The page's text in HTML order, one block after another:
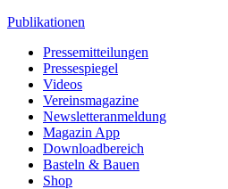
Publikationen
Pressemitteilungen
Pressespiegel
Videos
Vereinsmagazine
Newsletteranmeldung
Magazin App
Downloadbereich
Basteln & Bauen
Shop